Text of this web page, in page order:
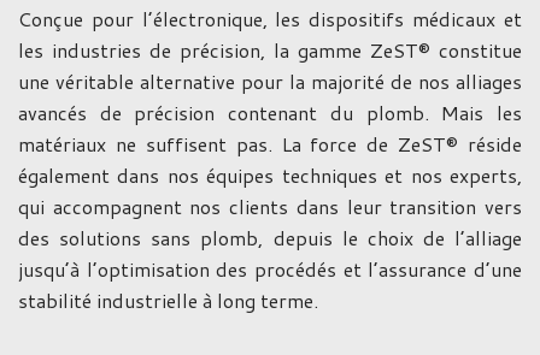
Conçue pour l’électronique, les dispositifs médicaux et
les industries de précision, la gamme ZeST® constitue
une véritable alternative pour la majorité de nos alliages
avancés de précision contenant du plomb. Mais les
matériaux ne suffisent pas. La force de ZeST® réside
également dans nos équipes techniques et nos experts,
qui accompagnent nos clients dans leur transition vers
des solutions sans plomb, depuis le choix de l’alliage
jusqu’à l’optimisation des procédés et l’assurance d’une
stabilité industrielle à long terme.